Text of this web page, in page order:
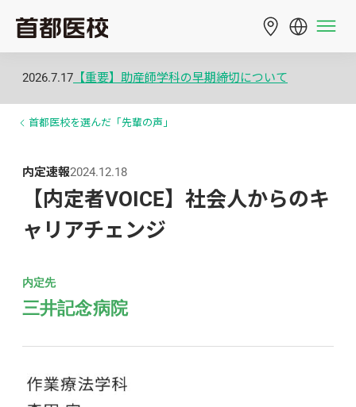
2026.7.17 【重要】助産師学科の早期締切について
首都医校を選んだ「先輩の声」
内定速報2024.12.18
【内定者VOICE】社会人からのキ
ャリアチェンジ
内定先
三井記念病院